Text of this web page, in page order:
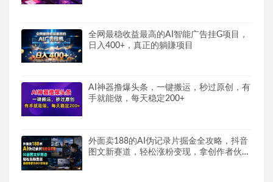
全网最稳收益最高的AI智能广告挂G项目，
日入400+，真正的躺賺项目
AI神器撸爆头条，一键搬运，秒过原创，有
手就能做，每天稳定200+
外面卖188的AI伪记录片掘金全攻略，抖音
图文新赛道，轻松涨粉变现，拿创作者伙伴